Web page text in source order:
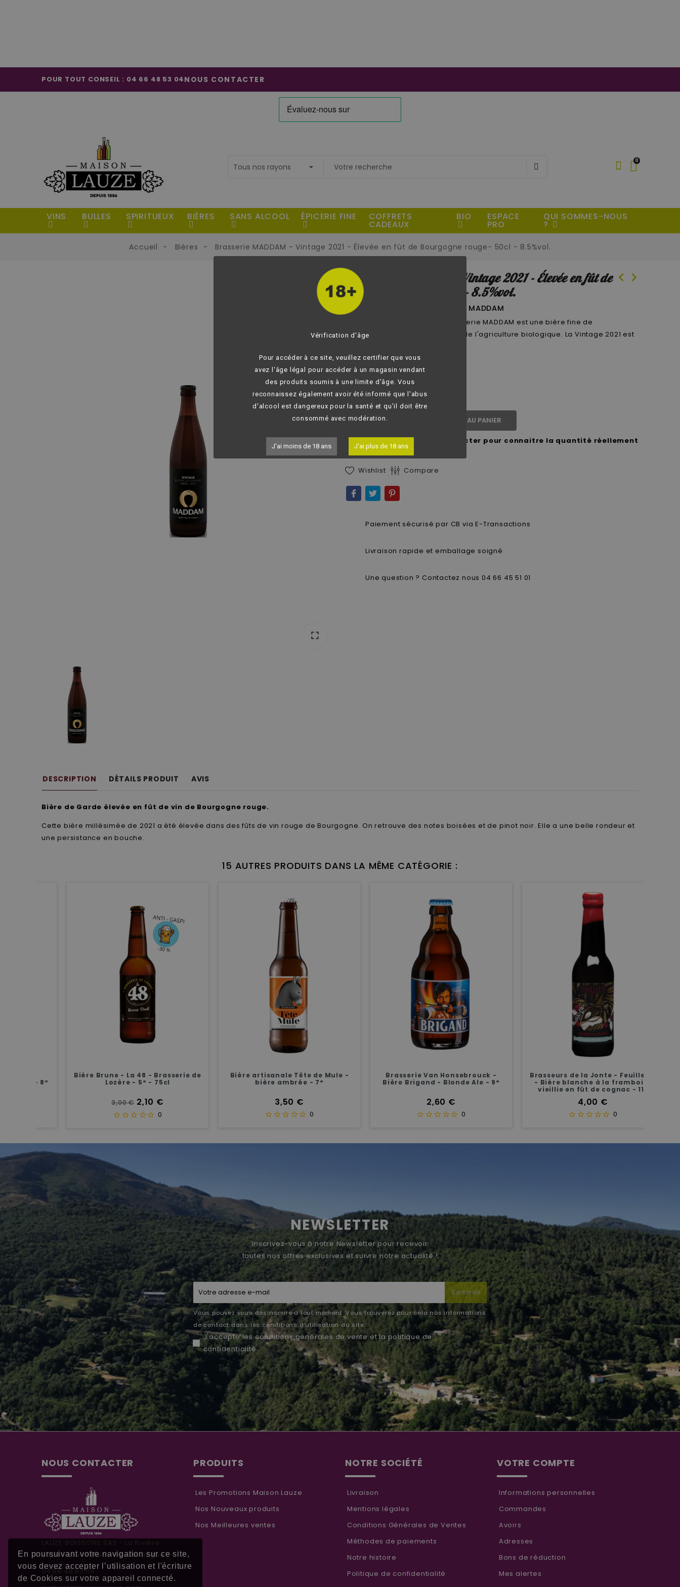
En poursuivant votre navigation sur ce site,
vous devez accepter l’utilisation et l'écriture
de Cookies sur votre appareil connecté.
Vérification d'âge
Pour accéder à ce site, veuillez certifier que vous
avez l'âge légal pour accéder à un magasin vendant
des produits soumis à une limite d'âge. Vous
reconnaissez également avoir été informé que l'abus
d'alcool est dangereux pour la santé et qu'il doit être
consommé avec modération.
J'ai moins de 18 ans J'ai plus de 18 ans
POUR TOUT CONSEIL : 04 66 48 53 04NOUS CONTACTER
0
VINS BULLES SPIRITUEUX BIÈRES SANS ALCOOL ÉPICERIE FINE COFFRETS
CADEAUX
BIO ESPACE
PRO
QUI SOMMES-NOUS
?
Accueil Bières Brasserie MADDAM - Vintage 2021 - Élevée en fût de Bourgogne rouge- 50cl - 8.5%vol.
fullscreen
Brasserie MADDAM - Vintage 2021 - Élevée en fût de
Bourgogne rouge- 50cl - 8.5%vol.
chevron_left chevron_right
Bière artisanale de Chablis - MADDAM
La bière Vintage 2021 de la brasserie MADDAM est une bière fine de
dégustation, artisanale et issue de l'agriculture biologique. La Vintage 2021 est
Donnez votre avis
6,90 €
TTC
- AJOUTER AU PANIER
N'hésitez pas à nous contacter pour connaitre la quantité réellement
en stock.
Wishlist
Compare
Paiement sécurisé par CB via E-Transactions
Livraison rapide et emballage soigné
Une question ? Contactez nous 04 66 45 51 01
DESCRIPTION DÉTAILS PRODUIT AVIS
Bière de Garde élevée en fût de vin de Bourgogne rouge.
Cette bière millésimée de 2021 a été élevée dans des fûts de vin rouge de Bourgogne. On retrouve des notes boisées et de pinot noir. Elle a une belle rondeur et
une persistance en bouche.
15 AUTRES PRODUITS DANS LA MÊME CATÉGORIE :
Bière Brune - La 48 - Brasserie de
Lozère - 5° - 75cl
Prix de base
Prix
2,10 €
0
Bière artisanale Tête de Mule -
bière ambrée - 7°
3,50 €
0
Brasserie Van Honsebrouck -
Bière Brigand - Blonde Ale - 9°
2,60 €
0
Brasseurs de la Jonte - Feuillette
- Bière blanche à la framboise
vieillie en fût de cognac - 11°
4,00 €
0
NEWSLETTER
Inscrivez-vous à notre Newsletter pour recevoir
toutes nos offres exclusives et suivre notre actualité !
S'inscrire
Vous pouvez vous désinscrire à tout moment. Vous trouverez pour cela nos informations
de contact dans les conditions d'utilisation du site.
J'accepte lesconditions générales de venteet lapolitique de
confidentialité.
NOUS CONTACTER
LAUZE BOISSONS SAS - La Rivière
48240 Saint-Privat-de-Vallongue
04 66 48 53 04
PRODUITS
Les Promotions Maison Lauze
Nos Nouveaux produits
Nos Meilleures ventes
NOTRE SOCIÉTÉ
Livraison
Mentions légales
Conditions Générales de Ventes
Méthodes de paiements
Notre histoire
Politique de confidentialité
VOTRE COMPTE
Informations personnelles
Commandes
Avoirs
Adresses
Bons de réduction
Mes alertes